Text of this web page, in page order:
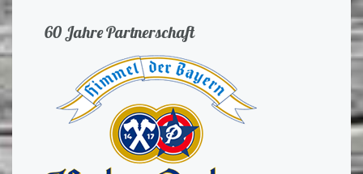
60 Jahre Partnerschaft